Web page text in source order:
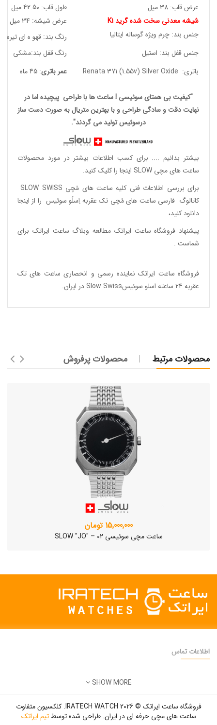
عرض قاب: 38 میل
طول قاب: 42.50 میل
شیشه معدنی سخت شده گرید K1
عرض شیشه: 34 میل
جنس بند: چرم ویژه گوساله ایتالیا
رنگ بند: قهو ه ای تیره
جنس قفل بند: استیل
رنگ قفل بند:مشکی
باتری: Renata 371 (1.55v) Silver Oxide
عمر باتری: 45 ماه
"کیفیت بی همتای سوئیسی ! ساعت ها با طراحی پیچیده اما در
نهایت دقت و سادگی طراحی و با بهترین متریال به صورت دست ساز
درسوئیس تولید می گردند".
بیشتر بدانیم .... برای کسب اطلاعات بیشتر در مورد محصولات
ساعت های مچی SLOW اینجا را کلیک کنید.
برای بررسی اطلاعات فنی کلیه ساعت های مُچی SLOW SWISS
کاتالوگ فارسی ساعت های مُچی تک عقربه اِسلُو سوئیس را از اینجا
دانلود کنید،
پیشنهاد فروشگاه ساعت ایراتک مطالعه وبلاگ ساعت ایراتک برای
شماست .
فروشگاه ساعت ایراتک نماینده رسمی و انحصاری ساعت های تک
عقربه 24 ساعته اسلو سوئیسSlow Swiss در ایران
.
محصولات مرتبط محصولات پرفروش
15,000,000 تومان
ساعت مچی سوئیسی SLOW "JO" – 02
ساعت مچی سوئیسی SLOW "AM/PM" – 01..
12,500,000 تومان
اطلاعات تماس
ایمیل:
زمان کاری:8 صبح تا 5 عصر
SHOW MORE
فروشگاه ساعت ایراتک © 2026 IRATECH WATCH. کلکسیون متفاوت
ساعت های مچی حرفه ای در ایران. طراحی شده توسطتیم ایراتک